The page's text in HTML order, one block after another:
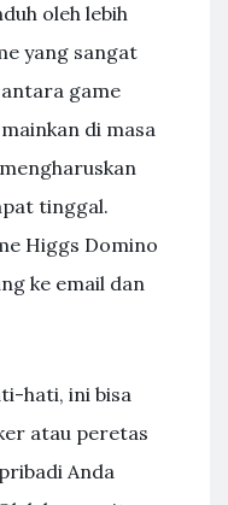
oleh lebih
yang sangat
game
di masa
tinggal.
Higgs Domino
ke email dan
hati, ini bisa
atau peretas
Anda